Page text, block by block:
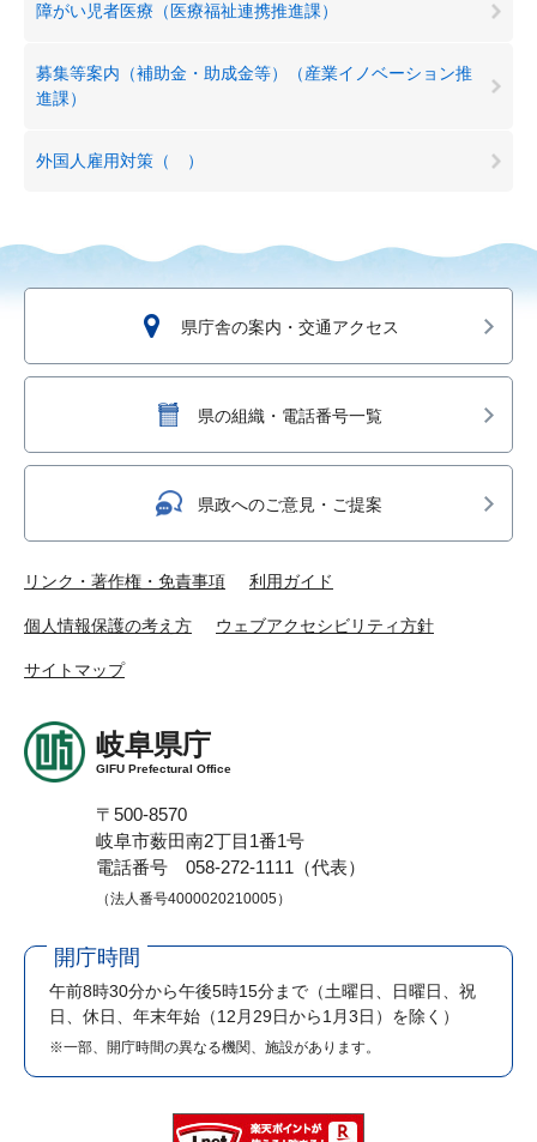
障がい児者医療（医療福祉連携推進課）
募集等案内（補助金・助成金等）（産業イノベーション推
進課）
外国人雇用対策（ ）
県庁舎の案内・交通アクセス
県の組織・電話番号一覧
県政へのご意見・ご提案
リンク・著作権・免責事項 利用ガイド
個人情報保護の考え方 ウェブアクセシビリティ方針
サイトマップ
岐阜県庁
GIFU Prefectural Office
〒500-8570
岐阜市薮田南2丁目1番1号
電話番号 058-272-1111（代表）
（法人番号4000020210005）
開庁時間
午前8時30分から午後5時15分まで （土曜日、日曜日、祝
日、休日、年末年始（12月29日から1月3日）を除く）
※一部、開庁時間の異なる機関、施設があります。